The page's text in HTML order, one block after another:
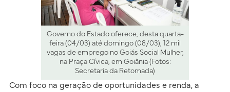
Governo do Estado oferece, desta quarta-
feira (04/03) até domingo (08/03), 12 mil
vagas de emprego no Goiás Social Mulher,
na Praça Cívica, em Goiânia (Fotos:
Secretaria da Retomada)
Com foco na geração de oportunidades e renda, a